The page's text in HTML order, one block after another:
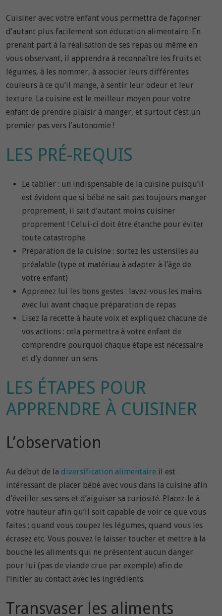
Cuisiner avec votre enfant vous permettra de façonner
d’autant plus facilement son éducation alimentaire. En
prenant part à la réalisation de ses repas ou même en
vous observant, il apprendra à reconnaître les fruits et
légumes, à les nommer, à associer leurs différentes
couleurs à ce qu’il mange, à sentir leur odeur et leur
texture. La cuisine est le meilleur moyen pour votre
enfant de prendre plaisir à manger, et surtout c’est un
premier pas vers l’autonomie !
LES PRÉ-REQUIS
Le tablier : un indispensable de la cuisine puisqu’il
est évident que si bébé ne sait pas toujours manger
proprement, il sait d’autant moins cuisiner
proprement ! Celui-ci doit être étanche pour éviter
toute catastrophe.
Préparation de la cuisine : sortez les ustensiles au
préalable (type et matériau à adapter à l’âge de
votre enfant)
Apprenez lui les bons gestes : lavez-vous les mains
avec lui avant chaque préparation de repas
Lisez la recette à haute voix et expliquez chacune de
vos actions : cela permettra à votre enfant de
comprendre pourquoi chaque étape est nécessaire
et d’y donner un sens
LES ÉTAPES POUR
APPRENDRE À CUISINER
L’observation
Au début de ladiversification alimentaire il est
intéressant de placer bébé avec vous dans la cuisine afin
d’éveiller ses sens et d’aiguiser sa curiosité. Placez-le à
votre hauteur afin qu’il soit capable de voir ce que vous
faites : quand vous coupez les légumes, quand vous les
écrasez etc. Vous pouvez le laisser toucher et mettre à la
bouche les aliments qui ne présentent aucun danger
pour lui (pas de viande crue par exemple) afin de
l’initier au contact avec les ingrédients.
Transvaser les aliments